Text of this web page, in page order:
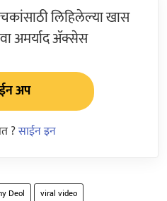
लिहिलेल्या खास
अमर्याद ॲक्सेस
अप
?साईन इन
Deol viral video